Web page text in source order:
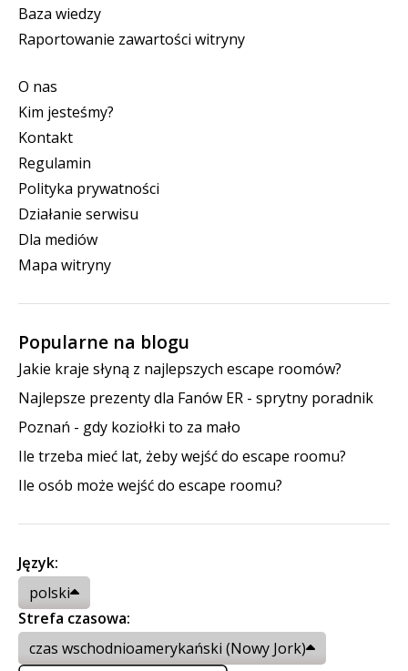
Baza wiedzy
Raportowanie zawartości witryny
O nas
Kim jesteśmy?
Kontakt
Regulamin
Polityka prywatności
Działanie serwisu
Dla mediów
Mapa witryny
Popularne na blogu
Jakie kraje słyną z najlepszych escape roomów?
Najlepsze prezenty dla Fanów ER - sprytny poradnik
Poznań - gdy koziołki to za mało
Ile trzeba mieć lat, żeby wejść do escape roomu?
Ile osób może wejść do escape roomu?
Język:
polski
Strefa czasowa:
czas wschodnioamerykański (Nowy Jork)